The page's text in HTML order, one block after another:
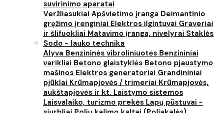
suvirinimo aparatai
Veržliasukiai Apšvietimo įranga Deimantinio
gręžimo įrenginiai Elektros ilgintuvai Graveriai
ir šlifuokliai Matavimo įranga, nivelyrai Staklės
Sodo - lauko technika
Alyva Benzininės vibroliniuotės Benzininiai
varikliai Betono glaistyklės Betono pjaustymo
mašinos Elektros generatoriai Grandininiai
pjūklai Krūmapjovės / trimeriai Krūmapjovės,
aukštapjovės ir kt. Laistymo sistemos
Laisvalaiko, turizmo prekės Lapų pūstuvai -